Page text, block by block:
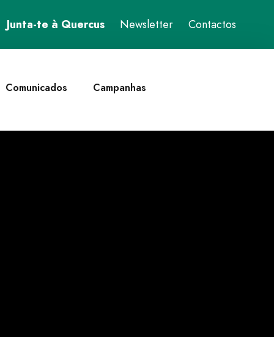
Junta-te à Quercus Newsletter Contactos
Comunicados Campanhas